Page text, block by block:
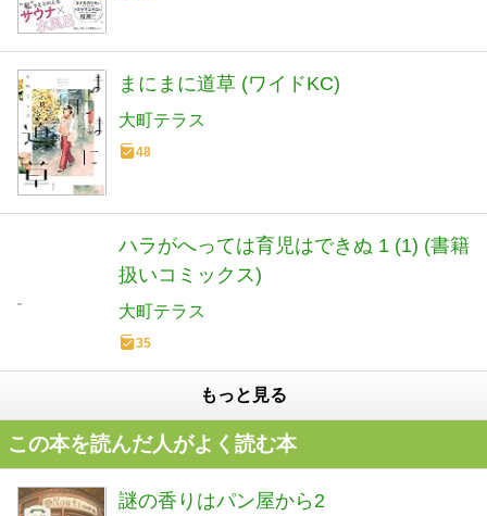
まにまに道草 (ワイドKC)
大町テラス
48
ハラがへっては育児はできぬ 1 (1) (書籍
扱いコミックス)
大町テラス
35
もっと見る
この本を読んだ人がよく読む本
謎の香りはパン屋から2